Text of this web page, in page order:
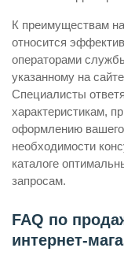
К преимуществам
относится
операторами
указанному на
Специалисты
характеристикам,
оформлению вашего
необходимости
каталоге
запросам.
FAQ по
интернет-